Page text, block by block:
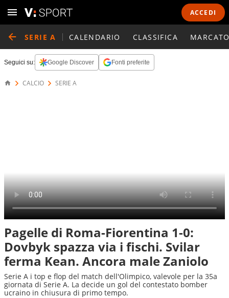
ACCEDI
SERIE A CALENDARIO CLASSIFICA
Seguici su: Google Discover Fonti preferite
CALCIO SERIE A
Pagelle di Roma-Fiorentina 1-0:
Dovbyk spazza via i fischi. Svilar
ferma Kean. Ancora male Zaniolo
Serie A i top e flop del match dell'Olimpico, valevole per la 35a
giornata di Serie A. La decide un gol del contestato bomber
ucraino in chiusura di primo tempo.